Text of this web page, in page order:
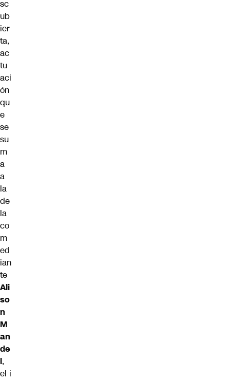
sc
ub
ier
ta,
ac
tu
aci
ón
qu
e
se
su
m
a
a
la
de
la
co
m
ed
ian
te
Ali
so
n
M
an
de
l,
el i